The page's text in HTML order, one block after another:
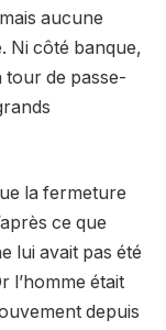
aucune
Ni côté banque,
tour de passe-
la fermeture
ce que
lui avait pas été
l’homme était
depuis